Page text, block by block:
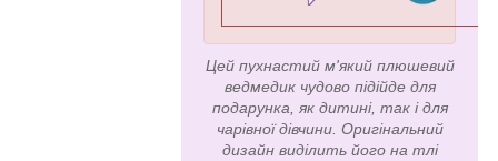
Цей пухнастий м'який плюшевий
ведмедик чудово підійде для
подарунка, як дитині, так і для
чарівної дівчини. Оригінальний
дизайн виділить його на тлі